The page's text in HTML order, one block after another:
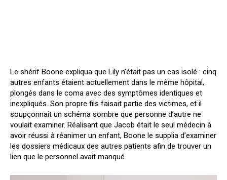
Le shérif Boone expliqua que Lily n’était pas un cas isolé : cinq
autres enfants étaient actuellement dans le même hôpital,
plongés dans le coma avec des symptômes identiques et
inexpliqués. Son propre fils faisait partie des victimes, et il
soupçonnait un schéma sombre que personne d’autre ne
voulait examiner. Réalisant que Jacob était le seul médecin à
avoir réussi à réanimer un enfant, Boone le supplia d’examiner
les dossiers médicaux des autres patients afin de trouver un
lien que le personnel avait manqué.